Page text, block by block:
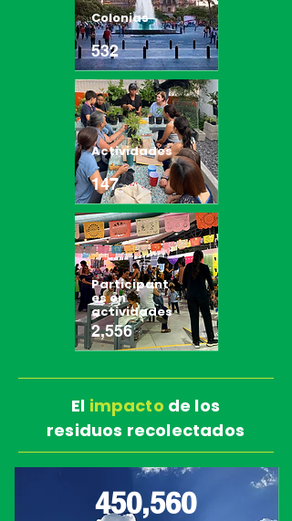
Colonias
532
Actividades
147
Participant
es en
actividades
2,556
El impacto de los
residuos recolectados
450,560